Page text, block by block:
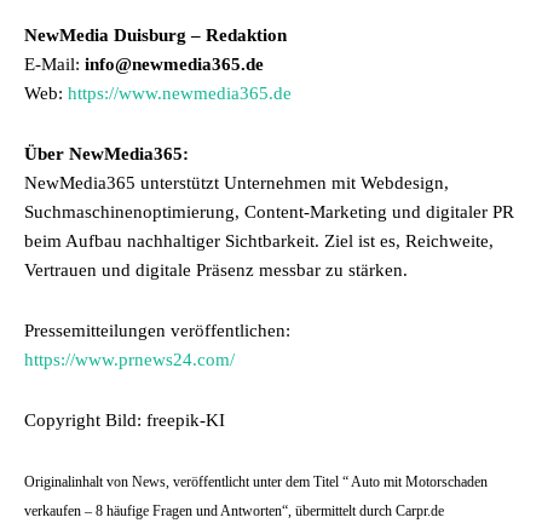
NewMedia Duisburg – Redaktion
E-Mail: info@newmedia365.de
Web: https://www.newmedia365.de
Über NewMedia365:
NewMedia365 unterstützt Unternehmen mit Webdesign,
Suchmaschinenoptimierung, Content-Marketing und digitaler PR
beim Aufbau nachhaltiger Sichtbarkeit. Ziel ist es, Reichweite,
Vertrauen und digitale Präsenz messbar zu stärken.
Pressemitteilungen veröffentlichen:
https://www.prnews24.com/
Copyright Bild: freepik-KI
Originalinhalt von News, veröffentlicht unter dem Titel “ Auto mit Motorschaden
verkaufen – 8 häufige Fragen und Antworten“, übermittelt durch Carpr.de